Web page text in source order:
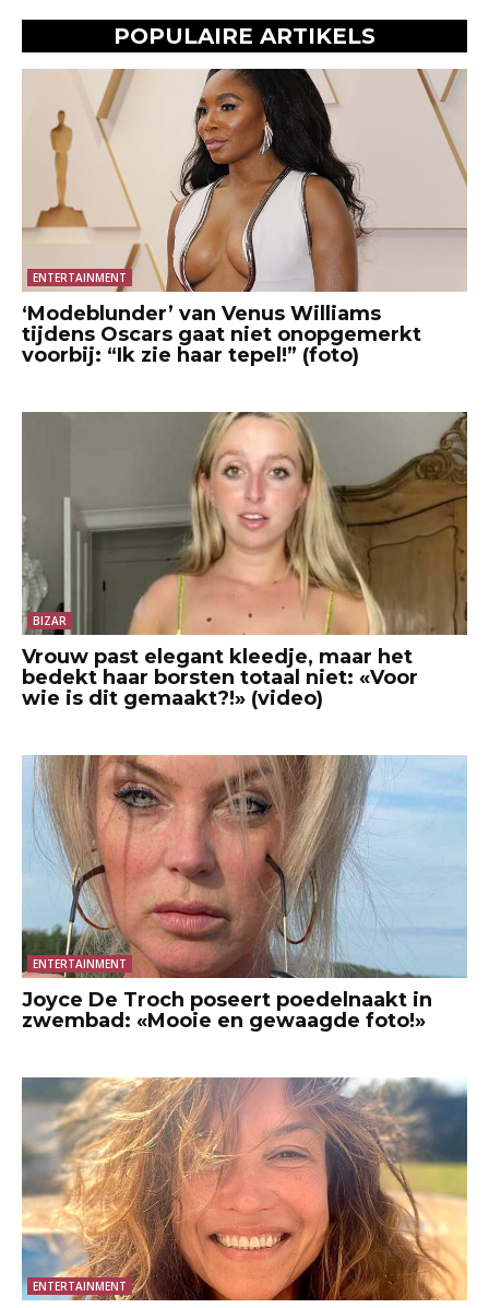
POPULAIRE ARTIKELS
ENTERTAINMENT
‘Modeblunder’ van Venus Williams
tijdens Oscars gaat niet onopgemerkt
voorbij: “Ik zie haar tepel!” (foto)
BIZAR
Vrouw past elegant kleedje, maar het
bedekt haar borsten totaal niet: «Voor
wie is dit gemaakt?!» (video)
ENTERTAINMENT
Joyce De Troch poseert poedelnaakt in
zwembad: «Mooie en gewaagde foto!»
ENTERTAINMENT